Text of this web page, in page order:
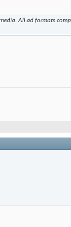
All ad formats